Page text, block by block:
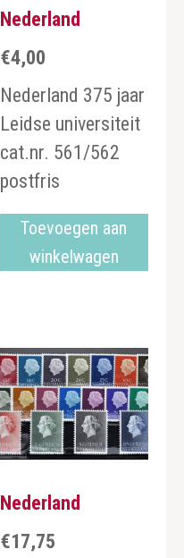
Nederland
€4,00
Nederland 375 jaar
Leidse universiteit
cat.nr. 561/562
postfris
Toevoegen aan
winkelwagen
Nederland
€17,75